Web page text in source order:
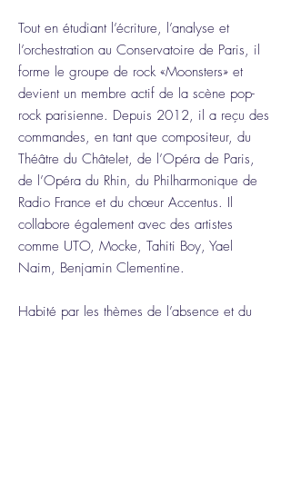
Tout en étudiant l’écriture, l’analyse et
l’orchestration au Conservatoire de Paris, il
forme le groupe de rock «Moonsters» et
devient un membre actif de la scène pop-
rock parisienne. Depuis 2012, il a reçu des
commandes, en tant que compositeur, du
Théâtre du Châtelet, de l’Opéra de Paris,
de l’Opéra du Rhin, du Philharmonique de
Radio France et du chœur Accentus. Il
collabore également avec des artistes
comme UTO, Mocke, Tahiti Boy, Yael
Naim, Benjamin Clementine.
Habité par les thèmes de l’absence et du